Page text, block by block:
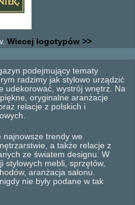
Wiecej logotypów >>
podejmujący tematy
radzimy jak stylowo urządzić
udekorować, wystrój wnętrz. Na
oryginalne aranżacje
relacje z polskich i
najnowsze trendy we
a także relacje z
ze światem designu. W
stylowych mebli, sprzętów,
aranżacja salonu.
nie były podane w tak